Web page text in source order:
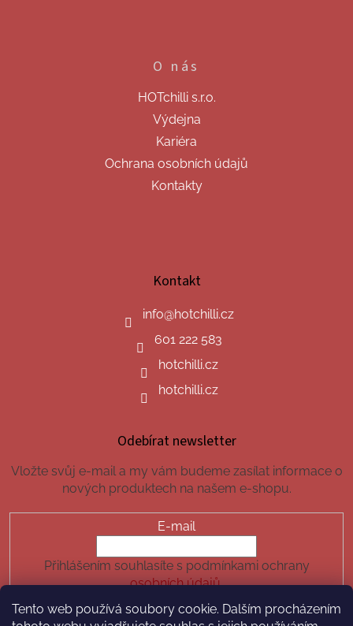
Tento web používá soubory cookie. Dalším procházením
O nás
HOTchilli s.r.o.
Výdejna
Kariéra
Ochrana osobních údajů
Kontakty
Kontakt
info@hotchilli.cz
601 222 583
hotchilli.cz
hotchilli.cz
Odebírat newsletter
Vložte svůj e-mail a my vám budeme zasílat informace o
nových produktech na našem e-shopu.
E-mail
Přihlášením souhlasíte s podmínkami ochrany
osobních údajů.
PŘIHLÁSIT SE